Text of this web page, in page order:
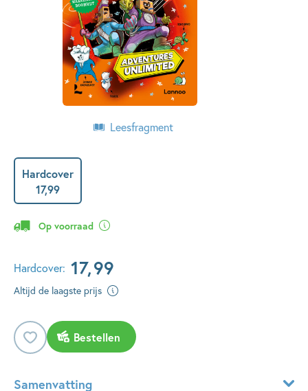
Leesfragment
Hardcover
17,99
Op voorraad
Hardcover: 17,99
Altijd de laagste prijs
Bestellen
Samenvatting